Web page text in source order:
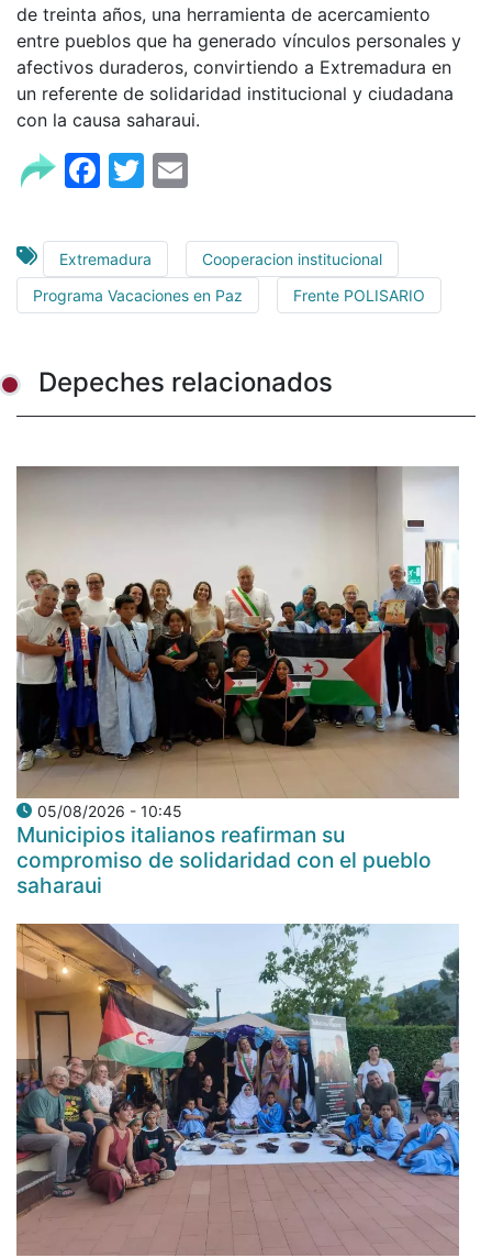
de treinta años, una herramienta de acercamiento
entre pueblos que ha generado vínculos personales y
afectivos duraderos, convirtiendo a Extremadura en
un referente de solidaridad institucional y ciudadana
con la causa saharaui.
Facebook
Twitter
Extremadura
Cooperacion institucional
Programa Vacaciones en Paz
Frente POLISARIO
Depeches relacionados
05/08/2026 - 10:45
Municipios italianos reafirman su
compromiso de solidaridad con el pueblo
saharaui